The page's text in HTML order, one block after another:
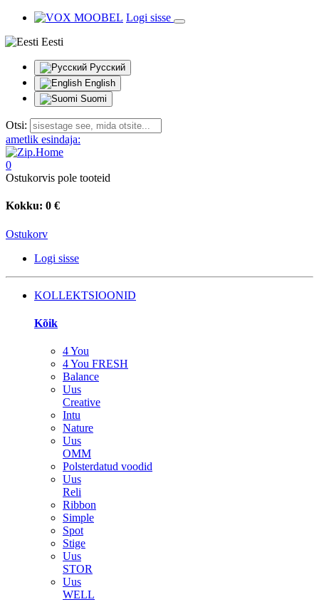
Logi sisse
Eesti
Русский
English
Suomi
Otsi:
ametlik esindaja:
0
Ostukorvis pole tooteid
Kokku: 0 €
Ostukorv
Logi sisse
KOLLEKTSIOONID
Kõik
4 You
4 You FRESH
Balance
Uus
Creative
Intu
Nature
Uus
OMM
Polsterdatud voodid
Uus
Reli
Ribbon
Simple
Spot
Stige
Uus
STOR
Uus
WELL